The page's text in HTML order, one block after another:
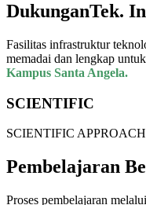
DukunganTek.
Fasilitas infrastruktur
memadai dan lengkap
Kampus Santa Angela.
SCIENTIFIC
SCIENTIFIC APPROACH
Pembelajaran
Proses pembelajaran